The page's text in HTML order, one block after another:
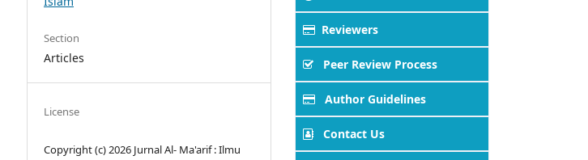
Section
Articles
License
Copyright (c) 2026 Jurnal Al- Ma'arif : Ilmu
Reviewers
Peer Review Process
Author Guidelines
Contact Us